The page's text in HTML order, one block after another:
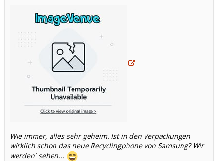
Wie immer, alles sehr geheim. Ist in den Verpackungen
wirklich schon das neue Recyclingphone von Samsung? Wir
werden´ sehen...